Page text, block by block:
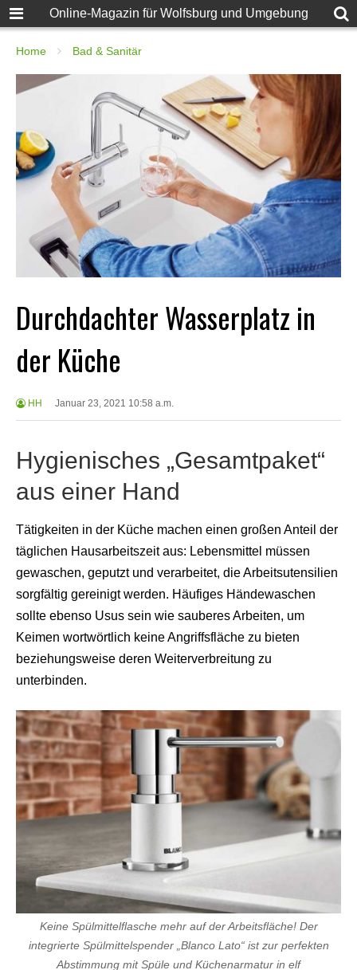
Online-Magazin für Wolfsburg und Umgebung
Home Bad & Sanitär
Durchdachter Wasserplatz in
der Küche
HH Januar 23, 2021 10:58 a.m.
Hygienisches „Gesamtpaket“
aus einer Hand
Tätigkeiten in der Küche machen einen großen Anteil der
täglichen Hausarbeitszeit aus: Lebensmittel müssen
gewaschen, geputzt und verarbeitet, die Arbeitsutensilien
sorgfältig gereinigt werden. Häufiges Händewaschen
sollte ebenso Usus sein wie sauberes Arbeiten, um
Keimen wortwörtlich keine Angriffsfläche zu bieten
beziehungsweise deren Weiterverbreitung zu
unterbinden.
Keine Spülmittelflasche mehr auf der Arbeitsfläche! Der
integrierte Spülmittelspender „Blanco Lato“ ist zur perfekten
Abstimmung mit Spüle und Küchenarmatur in elf